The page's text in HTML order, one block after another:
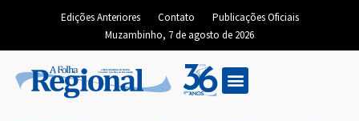
Edições Anteriores Contato
Publicações Oficiais
Muzambinho, 7 de agosto de 2026